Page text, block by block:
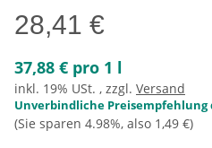
28,41 €
37,88 € pro 1 l
inkl. 19% USt. , zzgl. Versand
Unverbindliche Preisempfehlung
(Sie sparen 4.98%, also 1,49 €)